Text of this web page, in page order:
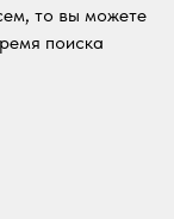
то вы можете
поиска